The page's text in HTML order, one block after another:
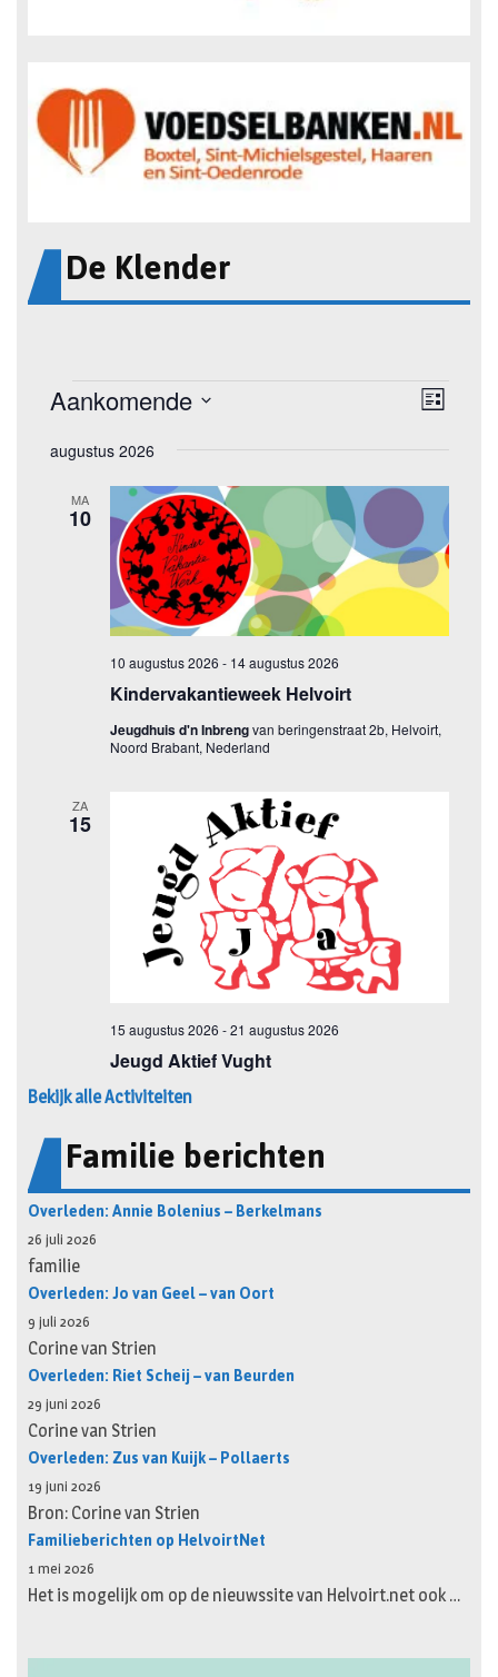
De Klender
Bekijk alle Activiteiten
Familie berichten
Overleden: Annie Bolenius – Berkelmans
26 juli 2026
familie
Overleden: Jo van Geel – van Oort
9 juli 2026
Corine van Strien
Overleden: Riet Scheij – van Beurden
29 juni 2026
Corine van Strien
Overleden: Zus van Kuijk – Pollaerts
19 juni 2026
Bron: Corine van Strien
Familieberichten op HelvoirtNet
1 mei 2026
Het is mogelijk om op de nieuwssite van Helvoirt.net ook …